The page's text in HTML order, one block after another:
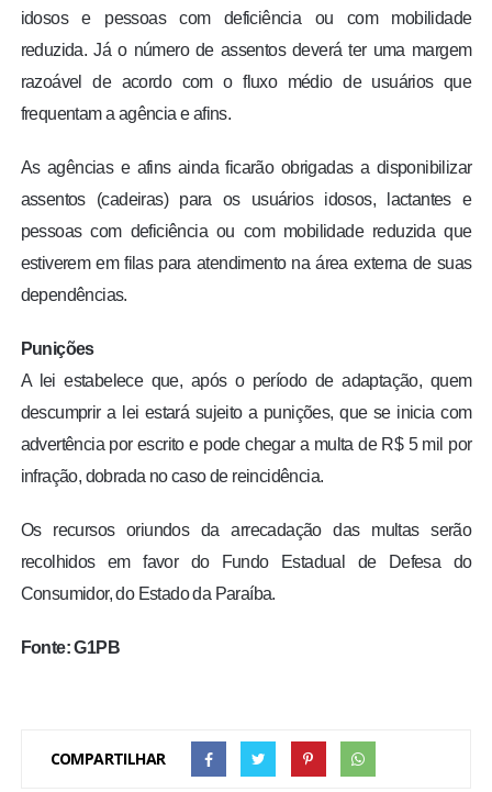
idosos e pessoas com deficiência ou com mobilidade
reduzida. Já o número de assentos deverá ter uma margem
razoável de acordo com o fluxo médio de usuários que
frequentam a agência e afins.
As agências e afins ainda ficarão obrigadas a disponibilizar
assentos (cadeiras) para os usuários idosos, lactantes e
pessoas com deficiência ou com mobilidade reduzida que
estiverem em filas para atendimento na área externa de suas
dependências.
Punições
A lei estabelece que, após o período de adaptação, quem
descumprir a lei estará sujeito a punições, que se inicia com
advertência por escrito e pode chegar a multa de R$ 5 mil por
infração, dobrada no caso de reincidência.
Os recursos oriundos da arrecadação das multas serão
recolhidos em favor do Fundo Estadual de Defesa do
Consumidor, do Estado da Paraíba.
Fonte: G1PB
COMPARTILHAR